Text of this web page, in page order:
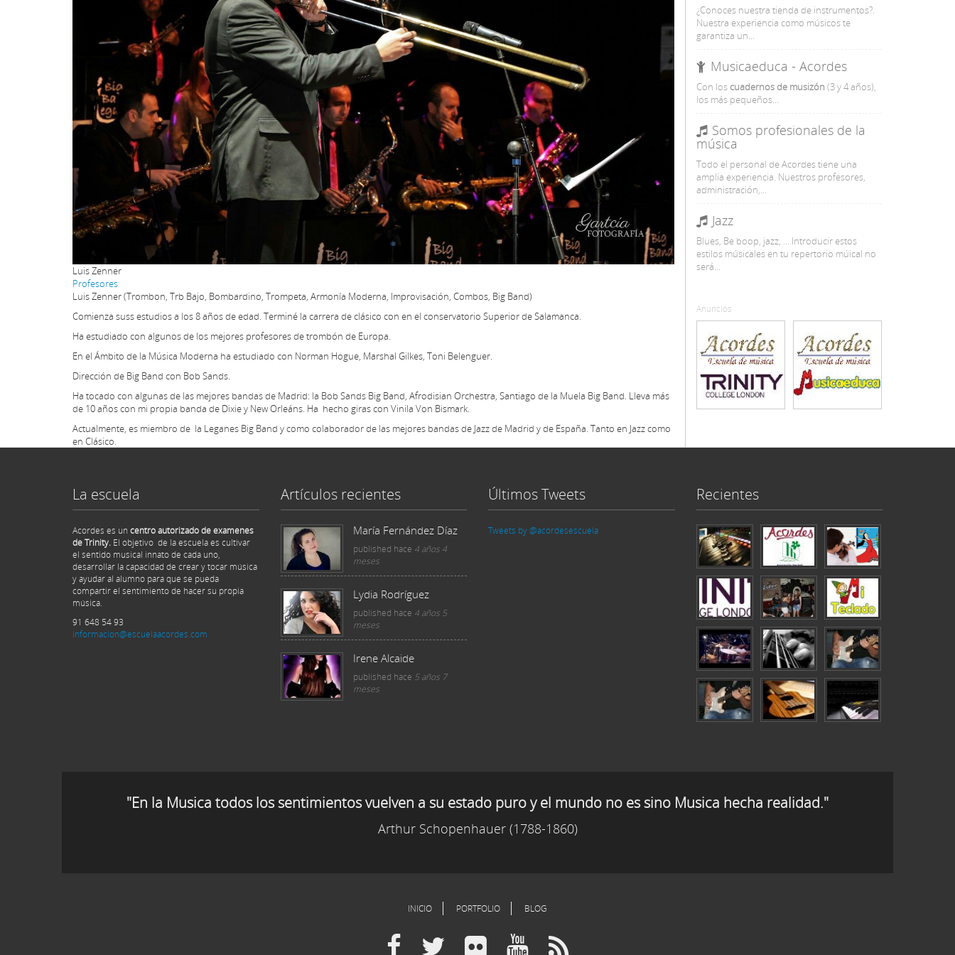
Luis Zenner
Profesores
Luis Zenner (Trombon, Trb Bajo, Bombardino, Trompeta, Armonía Moderna, Improvisación, Combos, Big Band)
Comienza suss estudios a los 8 años de edad. Terminé la carrera de clásico con en el conservatorio Superior de Salamanca.
Ha estudiado con algunos de los mejores profesores de trombón de Europa.
En el Ámbito de la Música Moderna ha estudiado con Norman Hogue, Marshal Gilkes, Toni Belenguer.
Dirección de Big Band con Bob Sands.
Ha tocado con algunas de las mejores bandas de Madrid: la Bob Sands Big Band, Afrodisian Orchestra, Santiago de la Muela Big Band. Lleva más
de 10 años con mi propia banda de Dixie y New Orleáns. Ha hecho giras con Vinila Von Bismark.
Actualmente, es miembro de la Leganes Big Band y como colaborador de las mejores bandas de Jazz de Madrid y de España. Tanto en Jazz como
en Clásico.
¿Conoces nuestra tienda de instrumentos?.
Nuestra experiencia como músicos te
garantiza un...
Musicaeduca - Acordes
Con loscuadernos de musizón (3 y 4 años),
los más pequeños...
Somos profesionales de la
música
Todo el personal de Acordes tiene una
amplia experiencia. Nuestros profesores,
administración,...
Jazz
Blues, Be boop, jazz, ... Introducir estos
estilos músicales en tu repertorio múical no
será...
Anuncios
La escuela
Acordes es un centro autorizado de examenes
de Trinity. El objetivo de la escuela es cultivar
el sentido musical innato de cada uno,
desarrollar la capacidad de crear y tocar música
y ayudar al alumno para que se pueda
compartir el sentimiento de hacer su propia
música.
91 648 54 93
informacion@escuelaacordes.com
Artículos recientes
María Fernández Díaz
published hace 4 años 4
meses
Lydia Rodríguez
published hace 4 años 5
meses
Irene Alcaide
published hace 5 años 7
meses
Últimos Tweets
Tweets by @acordesescuela
Recientes
"En la Musica todos los sentimientos vuelven a su estado puro y el mundo no es sino Musica hecha realidad."
Arthur Schopenhauer (1788-1860)
INICIO PORTFOLIO BLOG